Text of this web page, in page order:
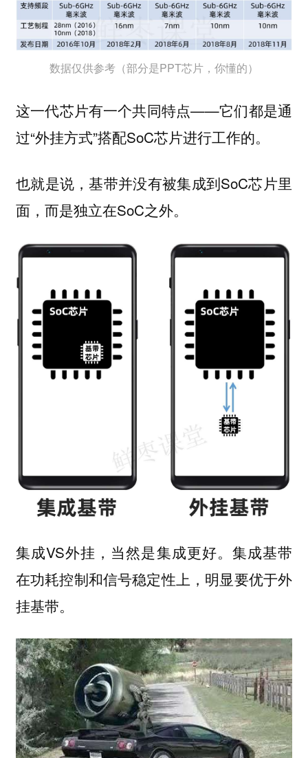
数据仅供参考（部分是PPT芯片，你懂的）
这一代芯片有一个共同特点——它们都是通
过“外挂方式”搭配SoC芯片进行工作的。
也就是说，基带并没有被集成到SoC芯片里
面，而是独立在SoC之外。
集成VS外挂，当然是集成更好。集成基带
在功耗控制和信号稳定性上，明显要优于外
挂基带。